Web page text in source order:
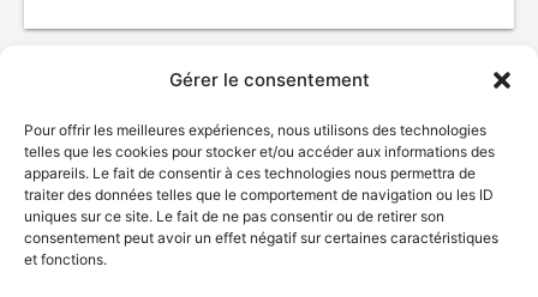
Gérer le consentement
Pour offrir les meilleures expériences, nous utilisons des technologies
telles que les cookies pour stocker et/ou accéder aux informations des
appareils. Le fait de consentir à ces technologies nous permettra de
traiter des données telles que le comportement de navigation ou les ID
uniques sur ce site. Le fait de ne pas consentir ou de retirer son
consentement peut avoir un effet négatif sur certaines caractéristiques
et fonctions.
© Gouvernement du Québec, 2026